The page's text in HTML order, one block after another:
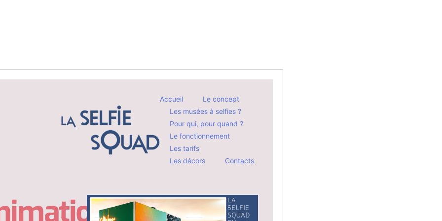
Accueil
Le concept
Les musées à selfies ?
Pour qui, pour quand ?
Le fonctionnement
Les tarifs
Les décors
Contacts